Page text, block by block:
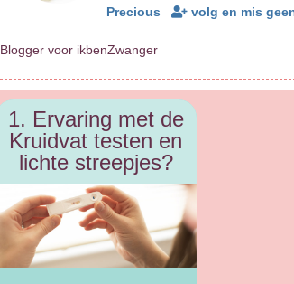
Precious volg en mis
Blogger voor ikbenZwanger
1. Ervaring met de
Kruidvat testen en
lichte streepjes?